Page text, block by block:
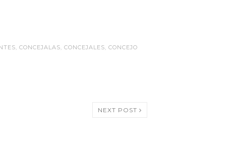
,CONCEJALAS,CONCEJALES,CONCEJO
NEXT POST